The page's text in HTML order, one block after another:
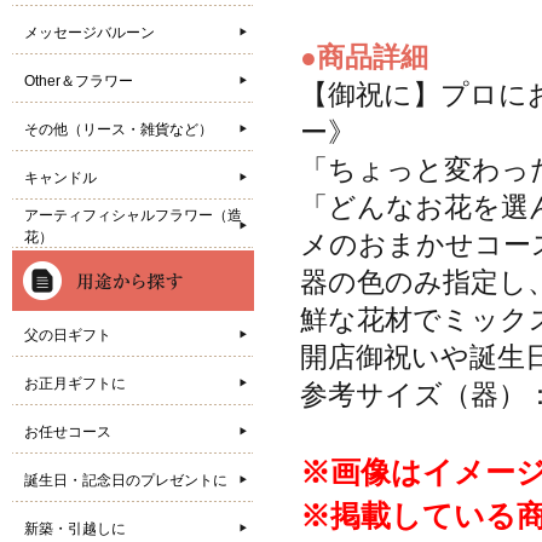
●商品詳細
【御祝に】プロ
ー》
「ちょっと変わ
「どんなお花を
メのおまかせコー
器の色のみ指定し
鮮な花材でミック
開店御祝いや誕生
参考サイズ（器）
※画像はイメー
※掲載している
メッセージバルーン
Other＆フラワー
その他（リース・雑貨など）
キャンドル
アーティフィシャルフラワー（造
花）
父の日ギフト
お正月ギフトに
お任せコース
誕生日・記念日のプレゼントに
新築・引越しに